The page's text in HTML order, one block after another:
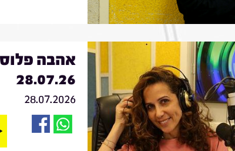
אהבה
28.07.26
28.07.2026